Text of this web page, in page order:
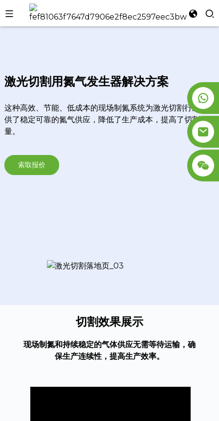
激光切割用氮气发生器解决方案
这种高效、节能、低成本的现场制氮系统为激光切割行业提
供了稳定可靠的氮气供应，降低了生产成本，提高了切割质
量。
索取报价
切割效果展示
现场制氮和持续稳定的气体供应无需等待运输，确
保生产连续性，提高生产效率。